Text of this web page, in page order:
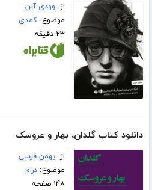
از: وودی آلن
موضوع:کمدی
۲۳ دقیقه
دانلود کتاب گلدان، بهار و عروسک
از:بهمن فرسی
موضوع:درام
۱۴۸ صفحه